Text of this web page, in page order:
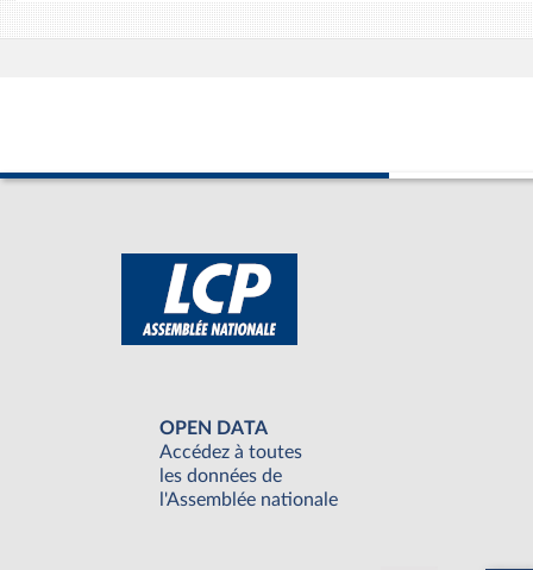
OPEN DATA
Accédez à toutes
les données de
l'Assemblée nationale